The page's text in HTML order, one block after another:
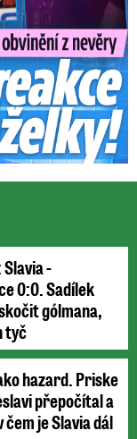
Slavia -
0:0. Sadílek
gólmana,
tyč
hazard. Priske
přepočítal a
čem je Slavia dál